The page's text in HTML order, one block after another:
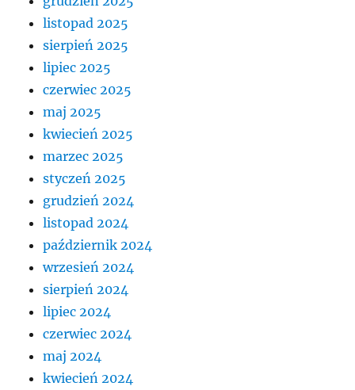
listopad 2025
sierpień 2025
lipiec 2025
czerwiec 2025
maj 2025
kwiecień 2025
marzec 2025
styczeń 2025
grudzień 2024
listopad 2024
październik 2024
wrzesień 2024
sierpień 2024
lipiec 2024
czerwiec 2024
maj 2024
kwiecień 2024